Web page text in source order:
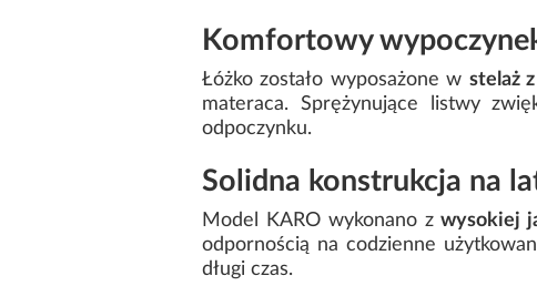
Komfortowy
Łóżko zostało wyposażone w stelaż
materaca. Sprężynujące listwy
odpoczynku.
Solidna konstrukcja na
Model KARO wykonano zwysokiej
odpornością na codzienne
długi czas.